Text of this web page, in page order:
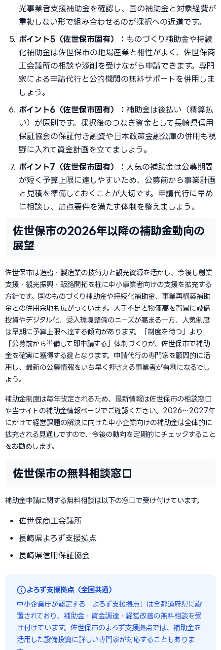
光事業者支援補助金を確認し、国の補助金と対象経費が
重複しない形で組み合わせるのが採択への近道です。
ポイント5（佐世保市固有）： ものづくり補助金や持続
化補助金は佐世保市の地場産業と相性がよく、佐世保商
工会議所の相談や添削を受けながら申請できます。専門
家による申請代行と公的機関の無料サポートを併用しま
しょう。
ポイント6（佐世保市固有）： 補助金は後払い（精算払
い）が原則です。採択後のつなぎ資金として長崎県信用
保証協会の保証付き融資や日本政策金融公庫の併用も視
野に入れて資金計画を立てましょう。
ポイント7（佐世保市固有）： 人気の補助金は公募期間
が短く予算上限に達しやすいため、公募前から事業計画
と見積を準備しておくことが大切です。申請代行に早め
に相談し、加点要件を満たす体制を整えましょう。
佐世保市の2026年以降の補助金動向の
展望
佐世保市は造船・製造業の技術力と観光資源を活かし、今後も創業
支援・観光振興・販路開拓を柱に中小事業者向けの支援を拡充する
方針です。国のものづくり補助金や持続化補助金、事業再構築補助
金との併用余地も広がっています。人手不足と物価高を背景に設備
投資やデジタル化、受入環境整備のニーズが高まる一方、人気制度
は早期に予算上限へ達する傾向があります。「制度を待つ」より
「公募前から準備して即申請する」体制づくりが、佐世保市で補助
金を確実に獲得する鍵となります。申請代行の専門家を顧問的に活
用し、最新の公募情報をいち早く押さえる事業者が有利になるでし
ょう。
補助金制度は毎年改定されるため、最新情報は佐世保市の相談窓口
や当サイトの補助金情報ページでご確認ください。2026〜2027年
にかけて経営課題の解決に向けた中小企業向けの補助金は全体的に
拡充される見通しですので、今後の動向を定期的にチェックすること
をお勧めします。
佐世保市の無料相談窓口
補助金申請に関する無料相談は以下の窓口で受け付けています。
佐世保商工会議所
長崎県よろず支援拠点
長崎県信用保証協会
よろず支援拠点（全国共通）
中小企業庁が認定する「よろず支援拠点」は全都道府県に設
置されており、補助金・資金調達・経営改善の無料相談を受
け付けています。佐世保市のよろず支援拠点では、補助金を
活用した設備投資に詳しい専門家が対応することもありま